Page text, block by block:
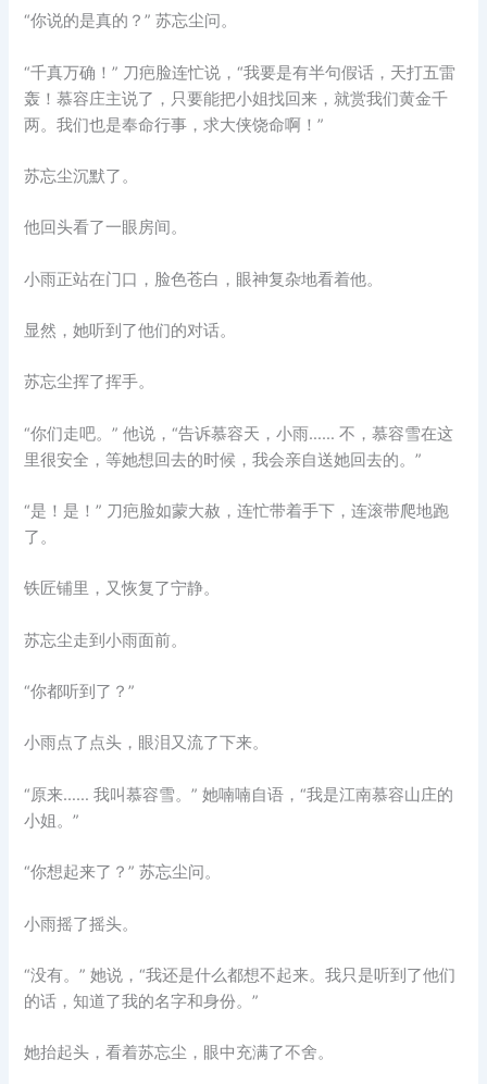
“你说的是真的？” 苏忘尘问。
“千真万确！” 刀疤脸连忙说，“我要是有半句假话，天打五雷
轰！慕容庄主说了，只要能把小姐找回来，就赏我们黄金千
两。我们也是奉命行事，求大侠饶命啊！”
苏忘尘沉默了。
他回头看了一眼房间。
小雨正站在门口，脸色苍白，眼神复杂地看着他。
显然，她听到了他们的对话。
苏忘尘挥了挥手。
“你们走吧。” 他说，“告诉慕容天，小雨…… 不，慕容雪在这
里很安全，等她想回去的时候，我会亲自送她回去的。”
“是！是！” 刀疤脸如蒙大赦，连忙带着手下，连滚带爬地跑
了。
铁匠铺里，又恢复了宁静。
苏忘尘走到小雨面前。
“你都听到了？”
小雨点了点头，眼泪又流了下来。
“原来…… 我叫慕容雪。” 她喃喃自语，“我是江南慕容山庄的
小姐。”
“你想起来了？” 苏忘尘问。
小雨摇了摇头。
“没有。” 她说，“我还是什么都想不起来。我只是听到了他们
的话，知道了我的名字和身份。”
她抬起头，看着苏忘尘，眼中充满了不舍。